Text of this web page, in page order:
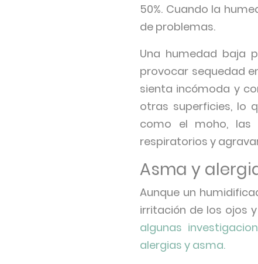
50%. Cuando la
de problemas.
Una humedad baja
provocar sequedad
sienta incómoda y
otras superficies, lo
como el moho, las
respiratorios y
Asma y
Aunque un
irritación de los ojos
algunas
alergias y asma.